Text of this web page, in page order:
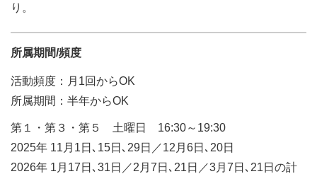
り。
所属期間/頻度
活動頻度：月1回からOK
所属期間：半年からOK
第１・第３・第５ 土曜日 16:30～19:30
2025年 11月1日､15日､29日／12月6日､20日
2026年 1月17日､31日／2月7日､21日／3月7日､21日の計